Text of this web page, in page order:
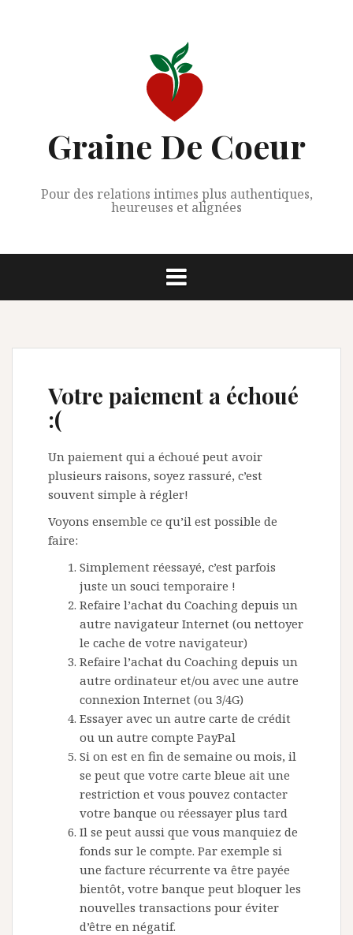
Graine De Coeur
Pour des relations intimes plus authentiques,
heureuses et alignées
Votre paiement a échoué
:(
Un paiement qui a échoué peut avoir
plusieurs raisons, soyez rassuré, c’est
souvent simple à régler!
Voyons ensemble ce qu’il est possible de
faire:
Simplement réessayé, c’est parfois
juste un souci temporaire !
Refaire l’achat du Coaching depuis un
autre navigateur Internet (ou nettoyer
le cache de votre navigateur)
Refaire l’achat du Coaching depuis un
autre ordinateur et/ou avec une autre
connexion Internet (ou 3/4G)
Essayer avec un autre carte de crédit
ou un autre compte PayPal
Si on est en fin de semaine ou mois, il
se peut que votre carte bleue ait une
restriction et vous pouvez contacter
votre banque ou réessayer plus tard
Il se peut aussi que vous manquiez de
fonds sur le compte. Par exemple si
une facture récurrente va être payée
bientôt, votre banque peut bloquer les
nouvelles transactions pour éviter
d’être en négatif.